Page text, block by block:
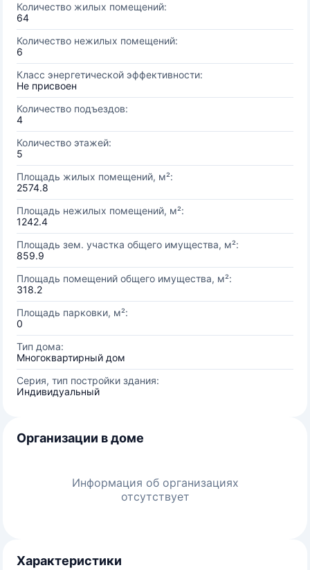
Количество жилых помещений:
64
Количество нежилых помещений:
6
Класс энергетической эффективности:
Не присвоен
Количество подъездов:
4
Количество этажей:
5
Площадь жилых помещений, м²:
2574.8
Площадь нежилых помещений, м²:
1242.4
Площадь зем. участка общего имущества, м²:
859.9
Площадь помещений общего имущества, м²:
318.2
Площадь парковки, м²:
0
Тип дома:
Многоквартирный дом
Серия, тип постройки здания:
Индивидуальный
Организации в доме
Информация об организациях
отсутствует
Характеристики